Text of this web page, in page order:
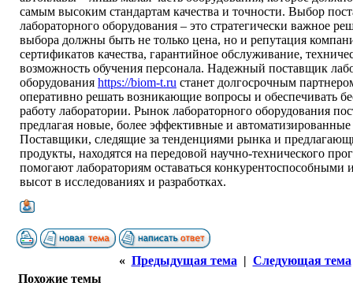
самым высоким стандартам качества и точности. Выбор
лабораторного оборудования – это стратегически важное
выбора должны быть не только цена, но и репутация
сертификатов качества, гарантийное обслуживание,
возможность обучения персонала. Надежный поставщик
оборудования https://biom-t.ru станет долгосрочным
оперативно решать возникающие вопросы и обеспечивать
работу лаборатории. Рынок лабораторного оборудования
предлагая новые, более эффективные и
Поставщики, следящие за тенденциями рынка и
продукты, находятся на передовой научно-технического
помогают лабораториям оставаться конкурентоспособными
высот в исследованиях и разработках.
« Предыдущая тема | Следующая тема
Похожие темы